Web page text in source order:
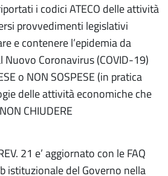
i codici ATECO delle attività
provvedimenti legislativi
e contenere l’epidemia da
Coronavirus (COVID-19)
o NON SOSPESE (in pratica
delle attività economiche che
CHIUDERE
21 e’ aggiornato con le FAQ
istituzionale del Governo nella